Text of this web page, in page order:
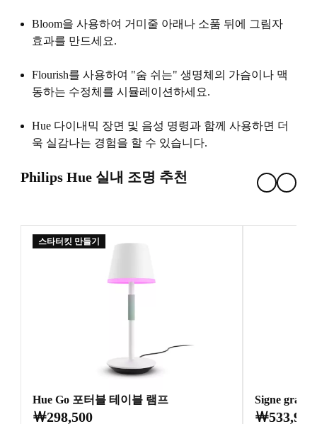
Bloom을 사용하여 거미줄 아래나 소품 뒤에 그림자
효과를 만드세요.
Flourish를 사용하여 "숨 쉬는" 생명체의 가슴이나 맥
동하는 수정체를 시뮬레이션하세요.
Hue 다이내믹 장면 및 음성 명령과 함께 사용하면 더
욱 실감나는 경험을 할 수 있습니다.
Philips Hue 실내 조명 추천
스타터킷 만들기
Hue Go 포터블 테이블 램프
￦298,500
Signe
￦533,900